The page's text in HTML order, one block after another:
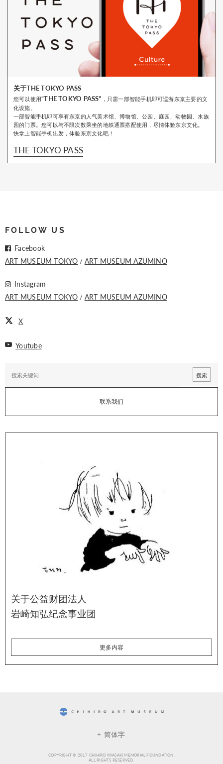
关于THE TOKYO PASS
您可以使用“THE TOKYO PASS” ，只需一部智能手机即可巡游东京主要的文
化设施。
一部智能手机即可享有东京的人气美术馆、博物馆、公园、庭园、动物园、水族
园的门票。您可以与不限次数乘坐的地铁通票搭配使用，尽情体验东京文化。
快拿上智能手机出发，体验东京文化吧！
THE TOKYO PASS
FOLLOW US
Facebook
ART MUSEUM TOKYO
ART MUSEUM AZUMINO
Instagram
ART MUSEUM TOKYO
ART MUSEUM AZUMINO
X
Youtube
联系我们
关于公益财团法人
岩崎知弘纪念事业团
更多内容
简体字
COPYRIGHT © 2017 CHIHIRO IWASAKI MEMORIAL FOUNDATION.
ALL RIGHTS RESERVED.